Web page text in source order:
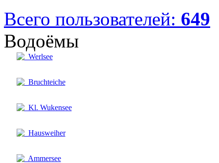
Всего пользователей: 649
Водоёмы
Werlsee
Bruchteiche
Kl. Wukensee
Hausweiher
Ammersee